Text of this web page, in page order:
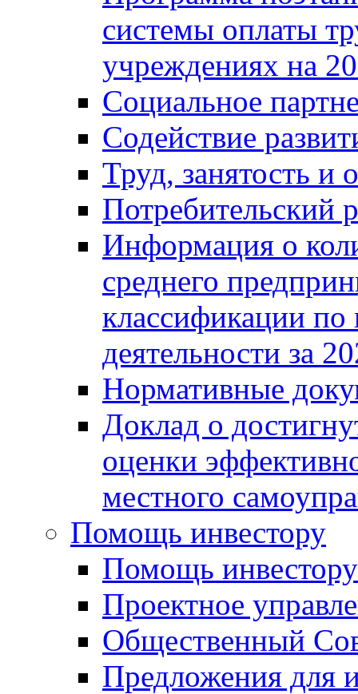
системы оплаты
учреждениях на
Социальное
Содействие
Труд, занятость и
Потребительский
Информация о
среднего
классификации
деятельности за
Нормативные
Доклад о
оценки
местного
Помощь инвестору
Помощь инвестору
Проектное
Общественный
Предложения для